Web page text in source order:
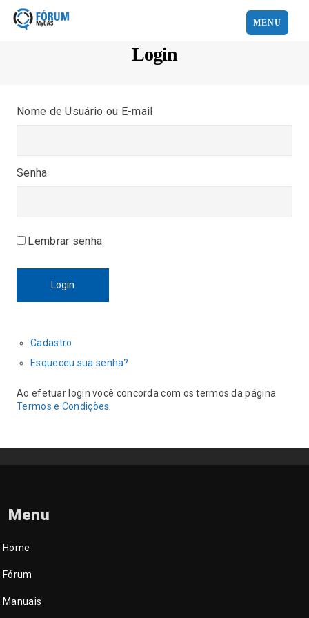
MENU
Login
Nome de Usuário ou E-mail
Senha
Lembrar senha
Login
Cadastro
Esqueceu sua senha?
Ao efetuar login você concorda com os termos da página
Termos e Condições
Menu
Home
Fórum
Manuais